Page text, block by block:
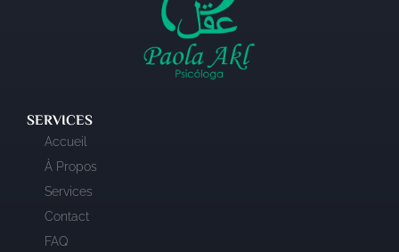
SERVICES
Accueil
À Propos
Services
Contact
FAQ